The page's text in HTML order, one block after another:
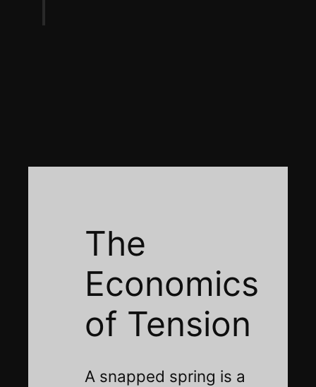
The
Economics
of Tension
A snapped spring is a